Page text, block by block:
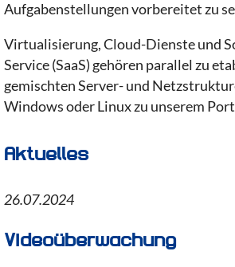
Aufgabenstellungen vorbereitet zu
Virtualisierung, Cloud-Dienste und
Service (SaaS) gehören parallel zu
gemischten Server- und
Windows oder Linux zu unserem
Aktuelles
26.07.2024
Videoüberwachung